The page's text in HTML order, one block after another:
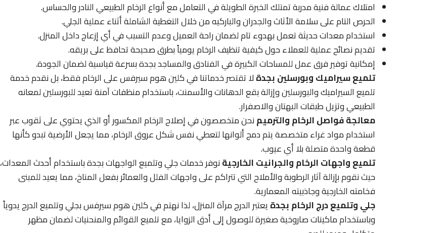
امتلاك عمالة فنية مدربة تمتلك الخبرة الطويلة في التعامل مع أنواع الرخام الطبيعي النادر والحساس.
الحرص التام على سلامة الأثاث والجدران والباركيه من خلال التغطية الشاملة أثناء عملية الجلي.
استخدام معدات حديثة تعمل بهدوء تام لضمان راحة العميل وعدم التسبب في أي إزعاج داخل المنزل.
تقديم نصائح عملية للعملاء حول كيفية تنظيف الرخام يومياً بطرق صحيحة تحافظ على بريقه.
إمكانية توفير فرق عمل للمساحات الكبيرة في الفنادق والمساجد بجدة بسرعة قياسية لضمان الجودة.
تلميع سيراميك وبورسلين بجدةلا تقتصر خدماتنا في كلين هوم سيرفس على الرخام فقط، بل نقدم خدمة
تلميع السيراميك والبورسلين وإزالة بقع الدهانات والأسمنت، باستخدام منظفات آمنة تعيد للبورسلين لمعانه
الطبيعي وتزيل طبقات البهتان والاصفرار.
معالجة فواصل الرخام والترميمنحن متخصصون في إصلاح الرخام المكسور أو الذي يحتوي على ثقوب عبر
استخدام مواد غراء متخصصة يتم دمج ألوانها لتعطي نفس شكل عروق الرخام، مما يجعل الأرضية تبدو كأنها
قطعة واحدة متصلة بلا أي عيوب.
تلميع واجهات الرخام والجرانيت الخارجيةنوفر خدمات جلي وتلميع الواجهات بجدة باستخدام أحدث المعدات،
حيث نقوم بإزالة آثار الرطوبة والأملاح التي تتراكم على واجهات الفلل والعمائر بفعل المناخ، مما يعيد للمبنى
فخامته الخارجية وجاذبيته المعمارية.
جلي وتلميع درج الرخام بجدةيعتبر الدرج مرآة المنزل، لذا نهتم في كلين هوم سيرفس بجلي وتلميع الدرج يدوياً
وباستخدام ماكينات صاروخية صغيرة للوصول إلى أدق الزوايا، مع تلميع القوائم والمنحنيات لضمان مظهر